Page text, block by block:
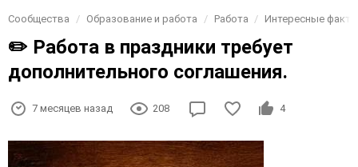
Сообщества Образование и работа Работа Интересные
✏️ Работа в праздники требует
дополнительного соглашения.
7 месяцев назад 208 4